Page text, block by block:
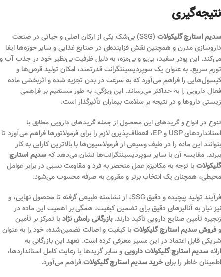
نتیجه‌گیری
سدیم استارچ گلیکولات
(SSG) بی‌شک یکی از ارکان اصلی و حیاتی در صنعت
داروسازی مدرن و همچنین نقش فزاینده‌ای در صنایع غذایی و سایر حوزه‌ها ایفا
می‌کند. این پودر سفید، بی‌بو و بی‌مزه، به دلیل ظرفیت بی‌نظیر خود در جذب آب و
تورم سریع، به عنوان یک سوپردیسینتگرانت قدرتمند، امکان تولید قرص‌ها و
کپسول‌هایی را فراهم می‌آورد که به سرعت در بدن تجزیه شده و اثربخشی ماده
فعال دارویی را به حداکثر می‌رساند. این ویژگی، به طور مستقیم بر فراهمی
زیستی داروها و در نتیجه بر سلامت بیماران تأثیرگذار است.
تنوع در انواع و گریدهای این محصول از جمله گریدهای دارویی مطابق با
استانداردهای USP و EP، انعطاف‌پذیری لازم را برای فرمولاتورها فراهم می‌آورد تا
بتوانند این ماده را در طیف وسیعی از فرمولاسیون‌ها با بالاترین کارایی به کار
ببرند. مقایسه آن با سایر سوپردیسینتگرانت‌ها نشان می‌دهد کهسدیم استارچ
گلیکولاتبا توجه به مکانیزم عمل منحصر به فرد و مقاومت نسبی در برابر عوامل
محیطی، همچنان یک انتخاب برتر و مقرون به صرفه محسوب می‌شود.
فرآیند تولید پیچیده و دقیق SSG، از نشاسته طبیعی گرفته تا محصول نهایی، و
نیز نیاز به آنالیزهای دقیق برای تضمین کیفیت، همگی بر اهمیت این ماده در
زنجیره تأمین صنایع دارویی تأکید دارند.بازرگانی رامش نژادبا تمرکز بر تأمین
وفروش سدیم استارچ گلیکولاتبا کیفیت و اصالت تضمین‌شده، خود را به عنوان
شریکی قابل اعتماد در این مسیر معرفی کرده است. تعهد این بازرگانی به
ارائهسدیم استارچ گلیکولات داروییو سایر گریدها با رعایت کامل استانداردها،
اطمینان خاطر را برایخرید سدیم استارچ گلیکولاتفراهم می‌آورد.